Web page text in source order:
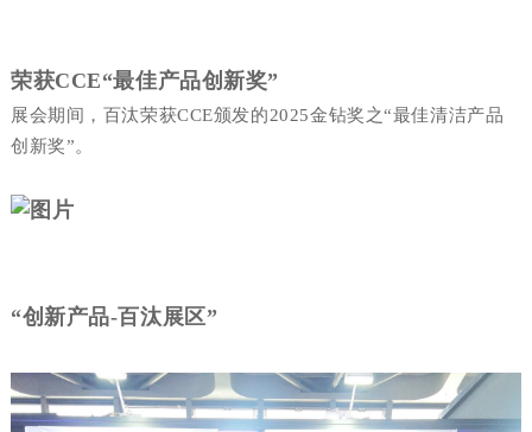
荣获CCE“最佳产品创新奖”
展会期间，百汰荣获CCE颁发的2025金钻奖之“最佳清洁产品
创新奖”。
“创新产品-百汰展区”